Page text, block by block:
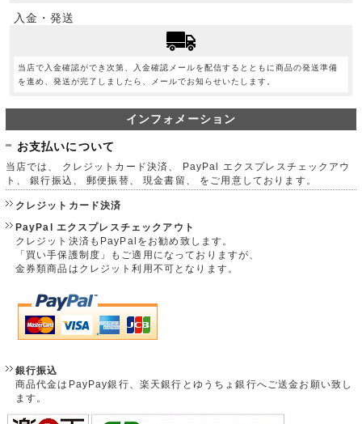
入金・発送
当店で入金確認ができ次第、入金確認メールを配信するとともに商品の発送準備
を進め、発送が完了しましたら、メールでお知らせいたします。
インフォメーション
お支払いについて
当店では、 クレジットカード決済、 PayPal エクスプレスチェックアウ
ト、 銀行振込、 郵便振替、 現金書留、 をご用意しております。
クレジットカード決済
PayPal エクスプレスチェックアウト
クレジット決済もPayPalをお勧め致します。
「買い手保護制度」もご適用になっておりますが、
金券類商品はクレジット利用不可となります。
銀行振込
商品代金はPayPay銀行、楽天銀行とゆうちょ銀行へご送金お願い致し
ます。